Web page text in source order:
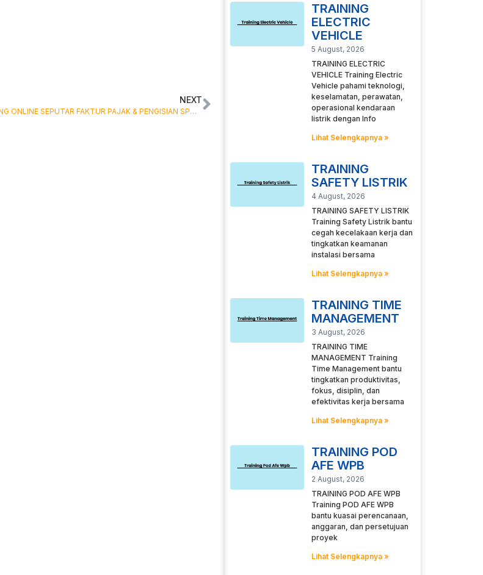
NEXT
TRAINING ONLINE SEPUTAR FAKTUR PAJAK & PENGISIAN SPT MASA PPN
TRAINING
ELECTRIC
VEHICLE
5 August, 2026
TRAINING ELECTRIC
VEHICLE Training Electric
Vehicle pahami teknologi,
keselamatan, perawatan,
operasional kendaraan
listrik dengan Info
Lihat Selengkapnya »
TRAINING
SAFETY LISTRIK
4 August, 2026
TRAINING SAFETY LISTRIK
Training Safety Listrik bantu
cegah kecelakaan kerja dan
tingkatkan keamanan
instalasi bersama
Lihat Selengkapnya »
TRAINING TIME
MANAGEMENT
3 August, 2026
TRAINING TIME
MANAGEMENT Training
Time Management bantu
tingkatkan produktivitas,
fokus, disiplin, dan
efektivitas kerja bersama
Lihat Selengkapnya »
TRAINING POD
AFE WPB
2 August, 2026
TRAINING POD AFE WPB
Training POD AFE WPB
bantu kuasai perencanaan,
anggaran, dan persetujuan
proyek
Lihat Selengkapnya »